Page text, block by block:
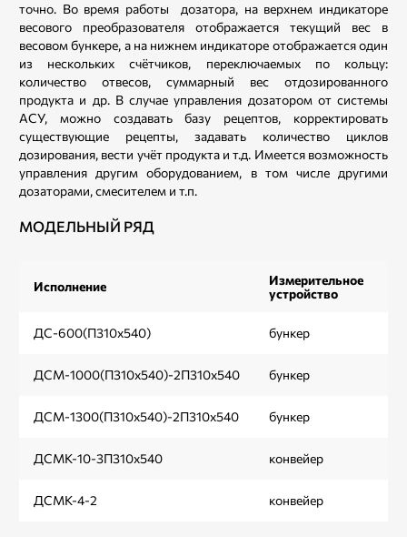
точно. Во время работы дозатора, на верхнем индикаторе
весового преобразователя отображается текущий вес в
весовом бункере, а на нижнем индикаторе отображается один
из нескольких счётчиков, переключаемых по кольцу:
количество отвесов, суммарный вес отдозированного
продукта и др. В случае управления дозатором от системы
АСУ, можно создавать базу рецептов, корректировать
существующие рецепты, задавать количество циклов
дозирования, вести учёт продукта и т.д. Имеется возможность
управления другим оборудованием, в том числе другими
дозаторами, смесителем и т.п.
МОДЕЛЬНЫЙ РЯД
Исполнение
Измерительное
устройство
ДС-600(П310х540) бункер
ДСМ-1000(П310х540)-2П310х540 бункер
ДСМ-1300(П310х540)-2П310х540 бункер
ДСМК-10-3П310х540 конвейер
ДСМК-4-2 конвейер